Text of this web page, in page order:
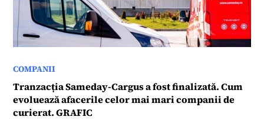
COMPANII
Tranzacția Sameday-Cargus a fost finalizată. Cum
evoluează afacerile celor mai mari companii de
curierat. GRAFIC